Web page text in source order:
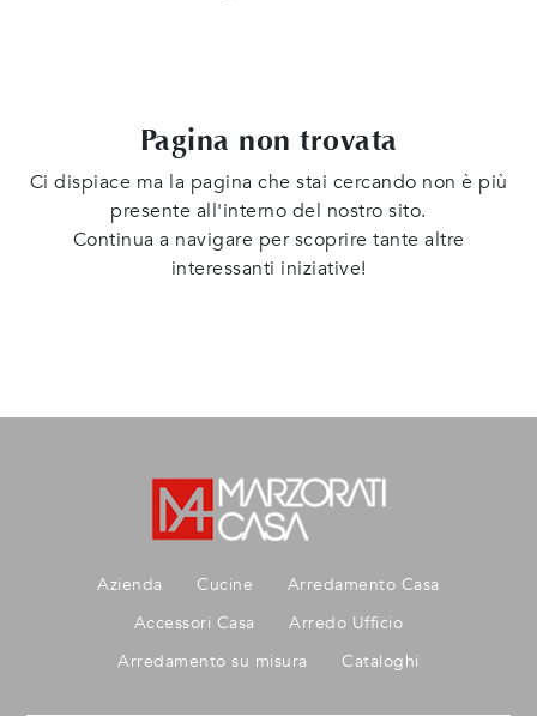
Pagina non trovata
Ci dispiace ma la pagina che stai cercando non è più
presente all'interno del nostro sito.
Continua a navigare per scoprire tante altre
interessanti iniziative!
Azienda Cucine
Arredamento Casa
Accessori Casa
Arredo Ufficio
Arredamento su misura
Cataloghi